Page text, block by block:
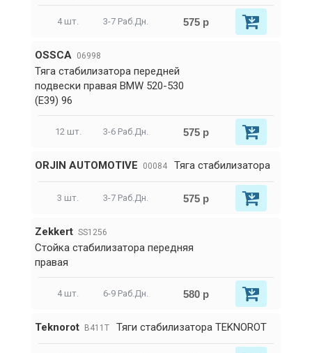
4 шт. 3-7 Раб.Дн. 575 р
OSSCA 06998
Тяга стабилизатора передней
подвески правая BMW 520-530
(E39) 96
12 шт. 3-6 Раб.Дн. 575 р
ORJIN AUTOMOTIVE 00084 Тяга стабилизатора
3 шт. 3-7 Раб.Дн. 575 р
Zekkert SS1256
Стойка стабилизатора передняя
правая
4 шт. 6-9 Раб.Дн. 580 р
Teknorot B411T Тяги стабилизатора TEKNOROT